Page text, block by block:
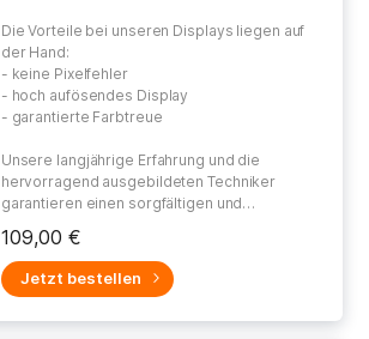
Die Vorteile bei unseren Displays liegen auf
der Hand:
- keine Pixelfehler
- hoch aufösendes Display
- garantierte Farbtreue
Unsere langjährige Erfahrung und die
hervorragend ausgebildeten Techniker
garantieren einen sorgfältigen und
Ihres defekten Gerätes.
109,00 €
Jetzt bestellen